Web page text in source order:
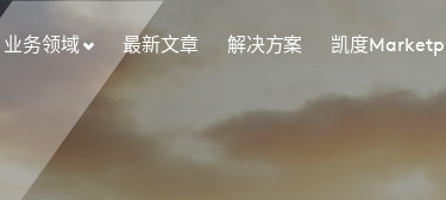
业务领域 最新文章 解决方案 凯度